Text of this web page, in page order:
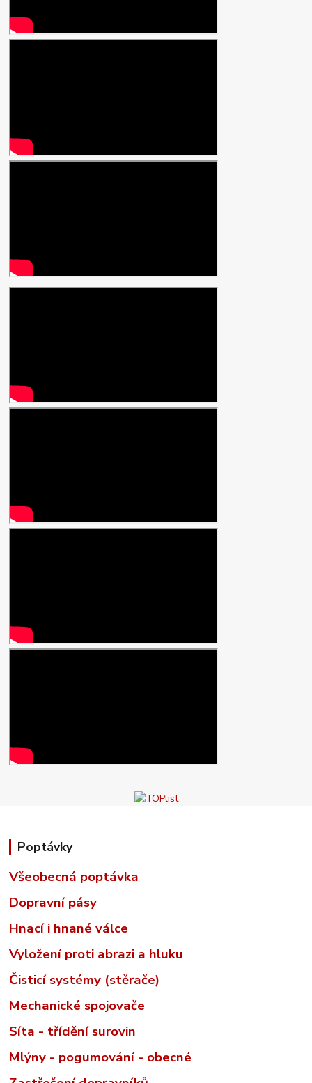
Poptávky
Všeobecná poptávka
Dopravní pásy
Hnací i hnané válce
Vyložení proti abrazi a hluku
Čisticí systémy (stěrače)
Mechanické spojovače
Síta - třídění surovin
Mlýny - pogumování - obecné